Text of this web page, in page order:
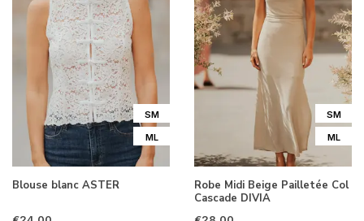
SM
ML
Blouse blanc ASTER
SM
ML
Robe Midi Beige Pailletée Col
Cascade DIVIA